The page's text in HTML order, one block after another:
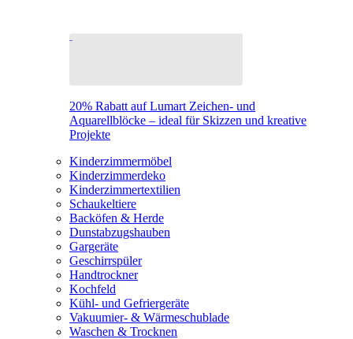
20% Rabatt auf Lumart Zeichen- und
Aquarellblöcke – ideal für Skizzen und kreative
Projekte
Kinderzimmermöbel
Kinderzimmerdeko
Kinderzimmertextilien
Schaukeltiere
Backöfen & Herde
Dunstabzugshauben
Gargeräte
Geschirrspüler
Handtrockner
Kochfeld
Kühl- und Gefriergeräte
Vakuumier- & Wärmeschublade
Waschen & Trocknen